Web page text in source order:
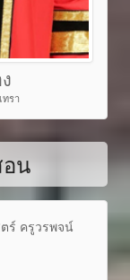
รา
น
ร์ ครูวรพจน์